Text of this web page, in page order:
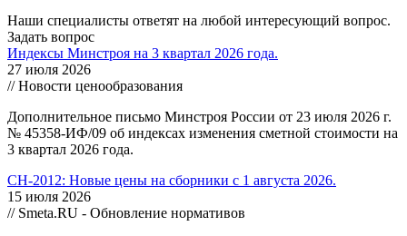
Наши специалисты ответят на любой интересующий вопрос.
Задать вопрос
Индексы Минстроя на 3 квартал 2026 года.
27 июля 2026
// Новости ценообразования
Дополнительное письмо Минстроя России от 23 июля 2026 г.
№ 45358-ИФ/09 об индексах изменения сметной стоимости на
3 квартал 2026 года.
СН-2012: Новые цены на сборники с 1 августа 2026.
15 июля 2026
// Smeta.RU - Обновление нормативов